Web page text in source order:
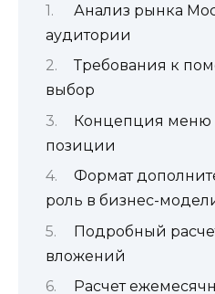
Анализ рынка
аудитории
Требования к
выбор
Концепция
позиции
Формат
роль в бизнес-
Подробный
вложений
Расчет